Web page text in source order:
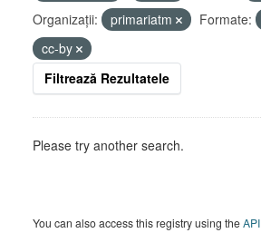
Organizații:
primariatm Formate:
cc-by
Filtrează Rezultatele
Please try another search.
You can also access this registry using theAPI